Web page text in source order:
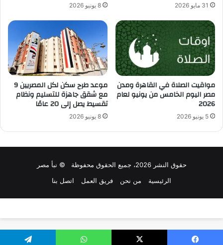
31 مايو 2026 8 يونيو 2026
مواقيت الصلاة في القاهرة ومدن
مصر اليوم الخامس من يونيو لعام
2026
5 يونيو 2026
موعد طرح سكن لكل المصريين 9
مع شقق جاهزة للتسليم ونظام
تقسيط يصل إلى 20 عامًا
8 يونيو 2026
حقوق النشر 2026، جميع الحقوق محفوظة © نبأ مصر
الرئيسية
من نحن فريق العمل اتصل بنا